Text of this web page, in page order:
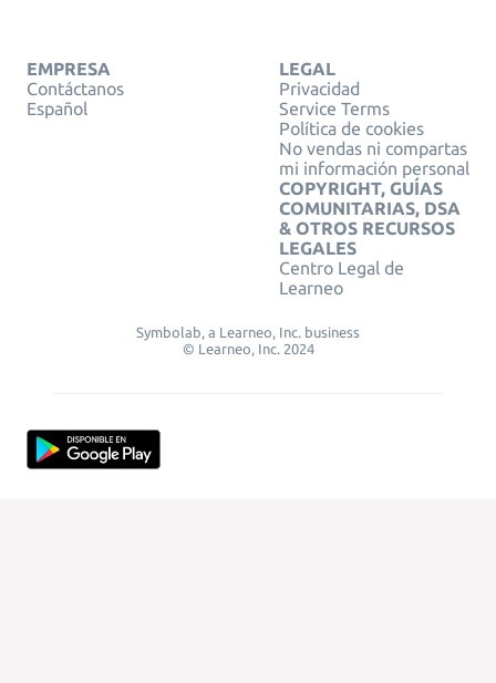
EMPRESA
Contáctanos
Español
LEGAL
Privacidad
Service Terms
Política de cookies
No vendas ni compartas
mi información personal
COPYRIGHT, GUÍAS
COMUNITARIAS, DSA
& OTROS RECURSOS
LEGALES
Centro Legal de
Learneo
Symbolab, a Learneo, Inc. business
© Learneo, Inc. 2024